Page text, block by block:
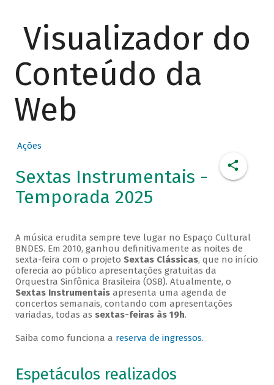
Visualizador do
Conteúdo da
Web
Ações
Sextas Instrumentais -
Temporada 2025
A música erudita sempre teve lugar no Espaço Cultural
BNDES. Em 2010, ganhou definitivamente as noites de
sexta-feira com o projeto Sextas Clássicas, que no início
oferecia ao público apresentações gratuitas da
Orquestra Sinfônica Brasileira (OSB). Atualmente, o
Sextas Instrumentaisapresenta uma agenda de
concertos semanais, contando com apresentações
variadas, todas as sextas-feiras às 19h.
Saiba como funciona a reserva de ingressos.
Espetáculos realizados